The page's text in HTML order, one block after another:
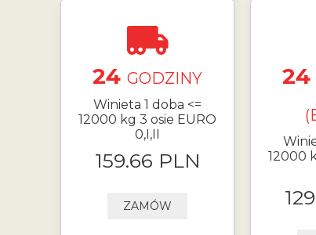
24GODZINY
Winieta 1 doba <=
12000 kg 3 osie EURO
0,I,II
159.66 PLN
ZAMÓW
12000